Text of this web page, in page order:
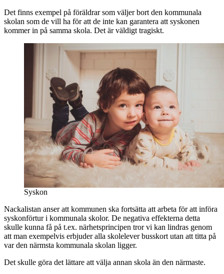
Det finns exempel på föräldrar som väljer bort den kommunala
skolan som de vill ha för att de inte kan garantera att syskonen
kommer in på samma skola. Det är väldigt tragiskt.
Syskon
Nackalistan anser att kommunen ska fortsätta att arbeta för att införa
syskonförtur i kommunala skolor. De negativa effekterna detta
skulle kunna få på t.ex. närhetsprincipen tror vi kan lindras genom
att man exempelvis erbjuder alla skolelever busskort utan att titta på
var den närmsta kommunala skolan ligger.
Det skulle göra det lättare att välja annan skola än den närmaste.